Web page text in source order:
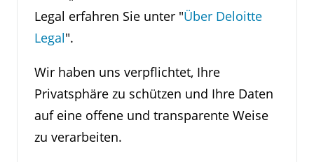
Legal erfahren Sie unter "Über Deloitte
Legal".
Wir haben uns verpflichtet, Ihre
Privatsphäre zu schützen und Ihre Daten
auf eine offene und transparente Weise
zu verarbeiten.